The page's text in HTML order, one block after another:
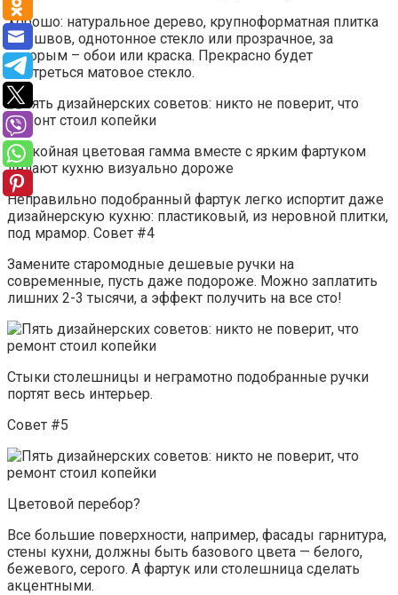
Хорошо: натуральное дерево, крупноформатная плитка
без швов, однотонное стекло или прозрачное, за
которым – обои или краска. Прекрасно будет
смотреться матовое стекло.
Спокойная цветовая гамма вместе с ярким фартуком
делают кухню визуально дороже
Неправильно подобранный фартук легко испортит даже
дизайнерскую кухню: пластиковый, из неровной плитки,
под мрамор. Совет #4
Замените старомодные дешевые ручки на
современные, пусть даже подороже. Можно заплатить
лишних 2-3 тысячи, а эффект получить на все сто!
Стыки столешницы и неграмотно подобранные ручки
портят весь интерьер.
Совет #5
Цветовой перебор?
Все большие поверхности, например, фасады гарнитура,
стены кухни, должны быть базового цвета — белого,
бежевого, серого. А фартук или столешница сделать
акцентными.